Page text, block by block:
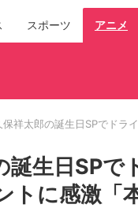
スポーツ アニメ
保祥太郎の誕生日SPでドラ
誕生日SPで
トに感激「